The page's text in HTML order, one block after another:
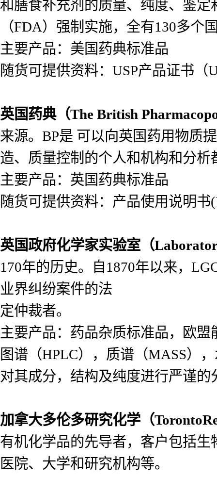
和膳食补充剂的质量、纯度、鉴
（FDA）强制实施，全有130多个
主要产品：美国药典标准品
随货可提供资料：USP产品证书（
英国药典（The British
来源。BP是 可以向英国药用物质
造、质量控制的个人和机构和分析
主要产品：英国药典标准品
随货可提供资料：产品使用说明书
英国政府化学家实验室（
170年的历史。自1870年以来，
业界纠纷案件的法
定仲裁者。
主要产品：药品杂质标准品，欧
图谱（HPLC），质谱（MASS）
对其成分，结构及纯度进行严谨
加拿大多伦多研究化学（
有机化学品的先导者，客户包括
医院、大学和研究机构等。